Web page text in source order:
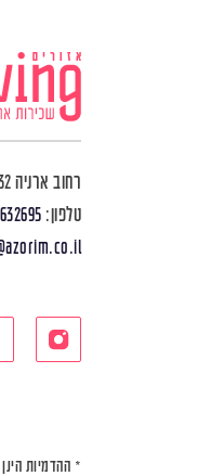
רחוב ארניה 32, תל אביב
טלפון:
* ההדמיות